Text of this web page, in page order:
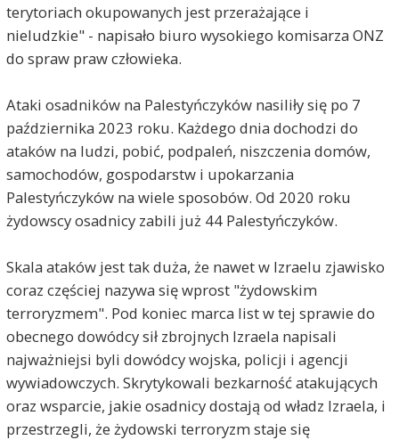
terytoriach okupowanych jest przerażające i
nieludzkie" - napisało biuro wysokiego komisarza ONZ
do spraw praw człowieka.
Ataki osadników na Palestyńczyków nasiliły się po 7
października 2023 roku. Każdego dnia dochodzi do
ataków na ludzi, pobić, podpaleń, niszczenia domów,
samochodów, gospodarstw i upokarzania
Palestyńczyków na wiele sposobów. Od 2020 roku
żydowscy osadnicy zabili już 44 Palestyńczyków.
Skala ataków jest tak duża, że nawet w Izraelu zjawisko
coraz częściej nazywa się wprost "żydowskim
terroryzmem". Pod koniec marca list w tej sprawie do
obecnego dowódcy sił zbrojnych Izraela napisali
najważniejsi byli dowódcy wojska, policji i agencji
wywiadowczych. Skrytykowali bezkarność atakujących
oraz wsparcie, jakie osadnicy dostają od władz Izraela, i
przestrzegli, że żydowski terroryzm staje się